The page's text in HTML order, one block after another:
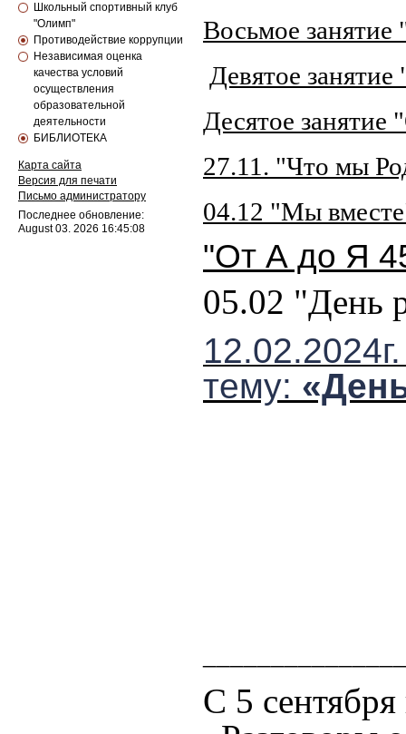
Школьный спортивный клуб
"Олимп"
Противодействие коррупции
Независимая оценка
качества условий
осуществления
образовательной
деятельности
БИБЛИОТЕКА
Карта сайта
Версия для печати
Письмо администратору
Последнее обновление:
August 03. 2026 16:45:08
Восьмое занятие
Девятое
Десятое
27.11. "Что мы
04.12 "Мы
"От А до Я
05.02 "День
тему:
С 5